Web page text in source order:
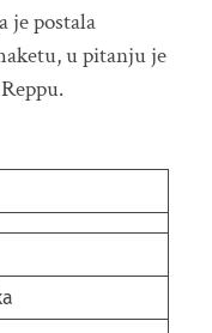
je postala
u pitanju je